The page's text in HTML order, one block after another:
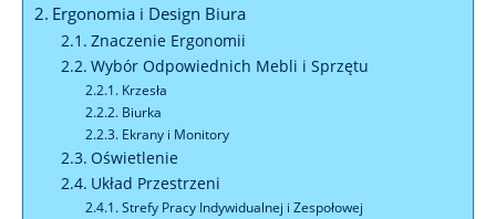
Ergonomia i Design Biura
Znaczenie Ergonomii
Wybór Odpowiednich Mebli i Sprzętu
Krzesła
Biurka
Ekrany i Monitory
Oświetlenie
Układ Przestrzeni
Strefy Pracy Indywidualnej i Zespołowej